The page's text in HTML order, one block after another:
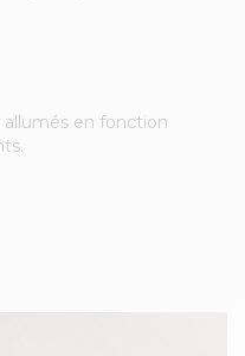
allumés en fonction